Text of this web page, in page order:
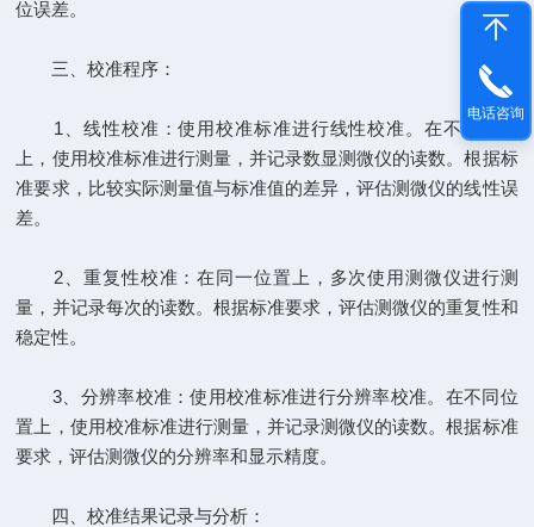
位误差。
三、校准程序：
1、线性校准：使用校准标准进行线性校准。在不同位置
上，使用校准标准进行测量，并记录数显测微仪的读数。根据标
准要求，比较实际测量值与标准值的差异，评估测微仪的线性误
差。
2、重复性校准：在同一位置上，多次使用测微仪进行测
量，并记录每次的读数。根据标准要求，评估测微仪的重复性和
稳定性。
3、分辨率校准：使用校准标准进行分辨率校准。在不同位
置上，使用校准标准进行测量，并记录测微仪的读数。根据标准
要求，评估测微仪的分辨率和显示精度。
四、校准结果记录与分析：
电话咨询